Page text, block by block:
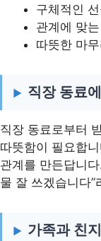
구체적인
관계에 맞
따뜻한 마
직장 동료
직장 동료로부터
따뜻함이 필요합
관계를 만든답니
물 잘 쓰겠습니다
가족과 친